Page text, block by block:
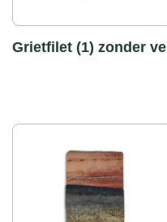
Grietfilet (1) zonder vel